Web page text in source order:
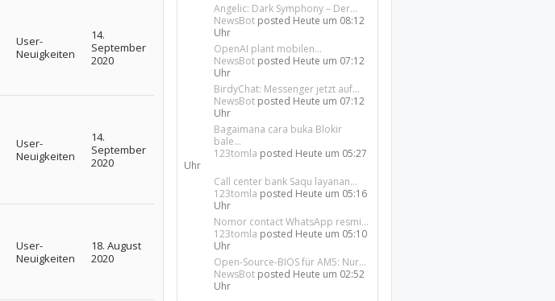
User-
Neuigkeiten
14.
September
2020
User-
Neuigkeiten
14.
September
2020
User-
Neuigkeiten
18. August
2020
Angelic: Dark Symphony – Der...
NewsBot posted Heute um 08:12
Uhr
OpenAI plant mobilen...
NewsBot posted Heute um 07:12
Uhr
BirdyChat: Messenger jetzt auf...
NewsBot posted Heute um 07:12
Uhr
Bagaimana cara buka Blokir
bale...
123tomla posted Heute um 05:27
Uhr
Call center bank Saqu layanan...
123tomla posted Heute um 05:16
Uhr
Nomor contact WhatsApp resmi...
123tomla posted Heute um 05:10
Uhr
Open-Source-BIOS für AM5: Nur...
NewsBot posted Heute um 02:52
Uhr